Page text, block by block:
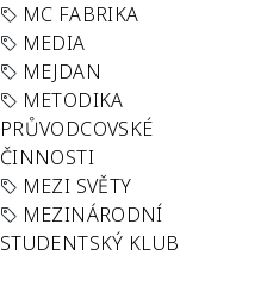
MC FABRIKA
MEDIA
MEJDAN
METODIKA
PRŮVODCOVSKÉ
ČINNOSTI
MEZI SVĚTY
MEZINÁRODNÍ
STUDENTSKÝ KLUB